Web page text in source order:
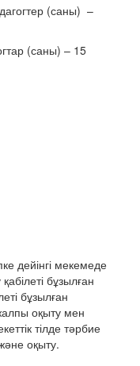
(саны) –
(саны) – 15
дейінгі мекемеде
бұзылған
бұзылған
оқыту мен
тілде тәрбие
оқыту.